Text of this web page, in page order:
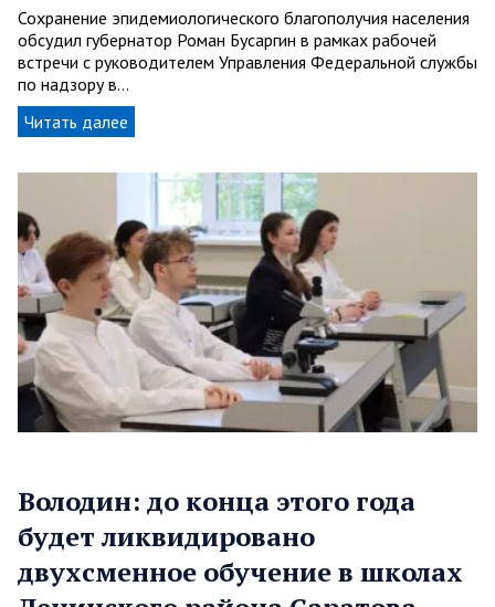
Сохранение эпидемиологического благополучия населения
обсудил губернатор Роман Бусаргин в рамках рабочей
встречи с руководителем Управления Федеральной службы
по надзору в…
Читать далее
Володин: до конца этого года
будет ликвидировано
двухсменное обучение в школах